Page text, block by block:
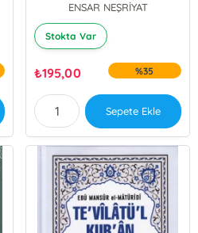
ENSAR NEŞRİYAT
Stokta Var
₺195,00 %35
Sepete Ekle